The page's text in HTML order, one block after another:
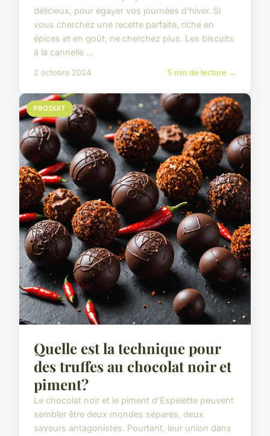
délicieux, pour égayer vos journées d'hiver. Si
vous cherchez une recette parfaite, riche en
épices et en goût, ne cherchez plus. Les biscuits
à la cannelle ...
2 octobre 2024 5 min de lecture →
PRODUIT
Quelle est la technique pour
des truffes au chocolat noir et
piment?
Le chocolat noir et le piment d'Espelette peuvent
sembler être deux mondes séparés, deux
saveurs antagonistes. Pourtant, leur union dans